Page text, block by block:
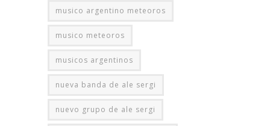
musico argentino meteoros
musico meteoros
musicos argentinos
nueva banda de ale sergi
nuevo grupo de ale sergi